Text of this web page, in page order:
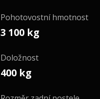
Pohotovostní hmotnost
3 100 kg
Doložnost
400 kg